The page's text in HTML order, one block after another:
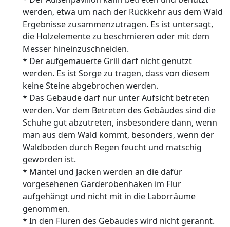
werden, etwa um nach der Rückkehr aus dem Wald
Ergebnisse zusammenzutragen. Es ist untersagt,
die Holzelemente zu beschmieren oder mit dem
Messer hineinzuschneiden.
* Der aufgemauerte Grill darf nicht genutzt
werden. Es ist Sorge zu tragen, dass von diesem
keine Steine abgebrochen werden.
* Das Gebäude darf nur unter Aufsicht betreten
werden. Vor dem Betreten des Gebäudes sind die
Schuhe gut abzutreten, insbesondere dann, wenn
man aus dem Wald kommt, besonders, wenn der
Waldboden durch Regen feucht und matschig
geworden ist.
* Mäntel und Jacken werden an die dafür
vorgesehenen Garderobenhaken im Flur
aufgehängt und nicht mit in die Laborräume
genommen.
* In den Fluren des Gebäudes wird nicht gerannt.